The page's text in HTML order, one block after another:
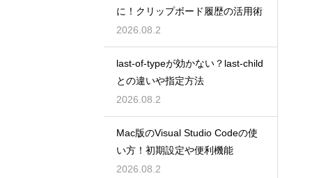
に！クリップボード履歴の活用術
2026.08.2
last-of-typeが効かない？last-child
との違いや指定方法
2026.08.2
Mac版のVisual Studio Codeの使
い方！初期設定や便利機能
2026.08.2